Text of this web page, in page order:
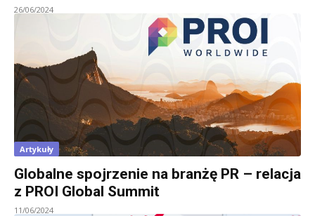
26/06/2024
Artykuły
Globalne spojrzenie na branżę PR – relacja
z PROI Global Summit
11/06/2024